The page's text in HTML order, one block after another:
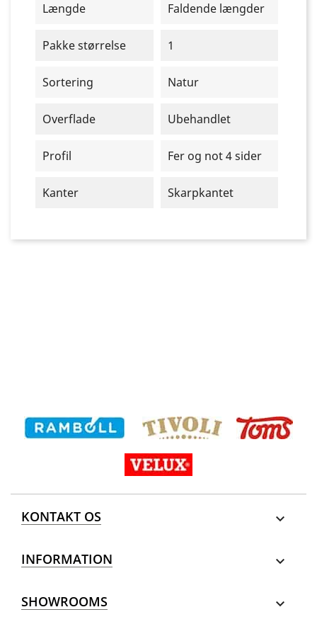
Længde Faldende længder
Pakke størrelse 1
Sortering Natur
Overflade Ubehandlet
Profil Fer og not 4 sider
Kanter Skarpkantet
KONTAKT OS 
INFORMATION 
SHOWROOMS 